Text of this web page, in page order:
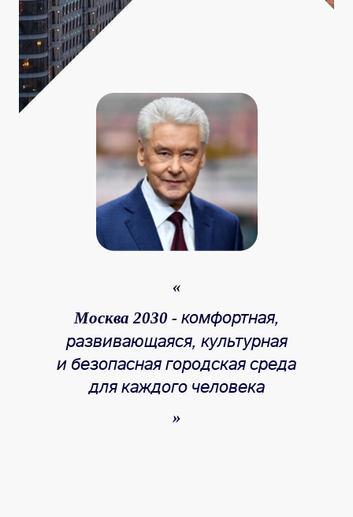
Москва 2030 - комфортная,
развивающаяся, культурная
и безопасная городская среда
для каждого человека